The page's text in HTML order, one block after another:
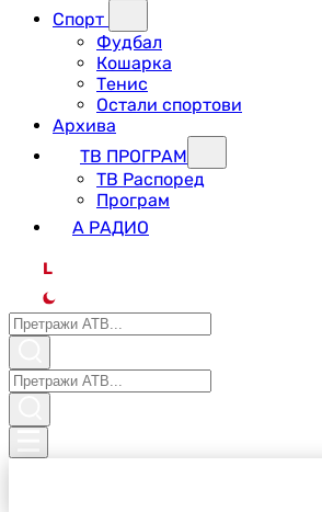
Спорт
Фудбал
Кошарка
Тенис
Остали спортови
Архива
ТВ ПРОГРАМ
ТВ Распоред
Програм
А РАДИО
L